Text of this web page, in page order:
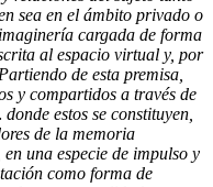
sea en el ámbito privado o
cargada de forma
al espacio virtual y, por
de esta premisa,
y compartidos a través de
estos se constituyen,
de la memoria
una especie de impulso y
como forma de